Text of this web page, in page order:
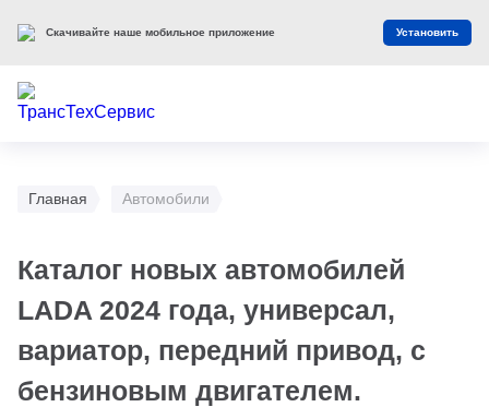
Главная Автомобили
Каталог новых автомобилей
LADA 2024 года, универсал,
вариатор, передний привод, с
бензиновым двигателем.
Скачивайте наше мобильное приложение Установить